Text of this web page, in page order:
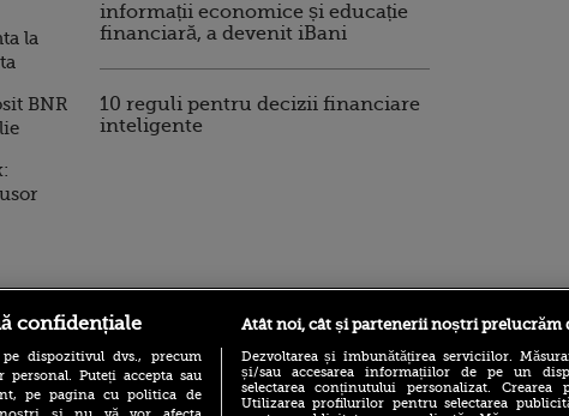
la
BNR
informații economice și educație
financiară, a devenit iBani
10 reguli pentru decizii financiare
inteligente
it.ro foodstory.ro
confidențiale
dispozitivul dvs., precum
Puteți accepta sau
pe pagina cu politica de
Atât noi, cât și partenerii noștri prelucrăm
Dezvoltarea și îmbunătățirea serviciilor.
și/sau accesarea informațiilor de pe un
selectarea conținutului personalizat.
Utilizarea profilurilor pentru selectarea